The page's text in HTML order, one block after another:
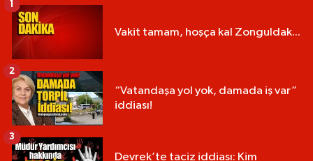
Vakit tamam, hoşça kal Zonguldak...
“Vatandaşa yol yok, damada iş var”
iddiası!
2
Devrek’te taciz iddiası: Kim
3